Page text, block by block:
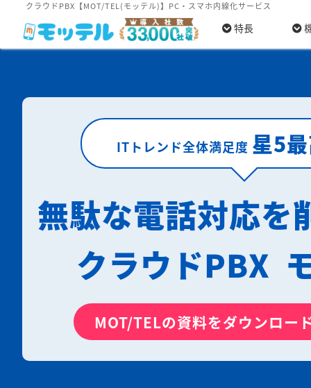
クラウドPBX【MOT/TEL(モッテル)】PC・スマホ内線化サービス
特長
ITトレンド全体満足度 星5
無駄な電話対応を
クラウドPBX
MOT/TELの資料をダウンロー